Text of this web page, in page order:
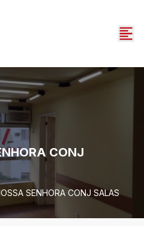
CONJ
SENHORA CONJ SALAS